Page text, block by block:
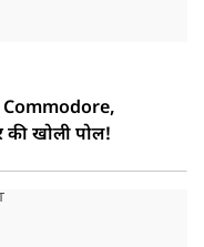
Commodore,
खोली पोल!